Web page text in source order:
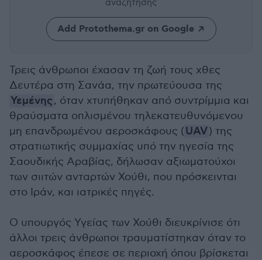
αναζήτησης
Add Protothema.gr on Google
Τρεις άνθρωποι έχασαν τη ζωή τους χθες
Δευτέρα στη Σανάα, την πρωτεύουσα της
Υεμένης, όταν χτυπήθηκαν από συντρίμμια και
θραύσματα οπλισμένου τηλεκατευθυνόμενου
μη επανδρωμένου αεροσκάφους (UAV) της
στρατιωτικής συμμαχίας υπό την ηγεσία της
Σαουδικής Αραβίας, δήλωσαν αξιωματούχοι
των σιιτών ανταρτών Χούθι, που πρόσκεινται
στο Ιράν, και ιατρικές πηγές.
Ο υπουργός Υγείας των Χούθι διευκρίνισε ότι
άλλοι τρεις άνθρωποι τραυματίστηκαν όταν το
αεροσκάφος έπεσε σε περιοχή όπου βρίσκεται